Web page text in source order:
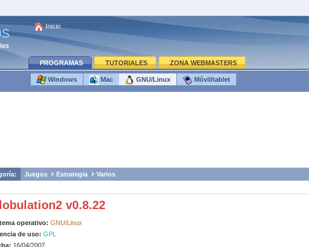
Inicio
PROGRAMAS TUTORIALES ZONA WEBMASTERS
Windows Mac GNU/Linux Móvil/tablet
Juegos Estrategia Varios
v0.8.22
operativo: GNU/Linux
de uso: GPL
16/04/2007